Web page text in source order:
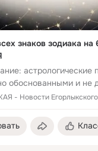
знаков зодиака
астрологические
обоснованными и не
как руководство к